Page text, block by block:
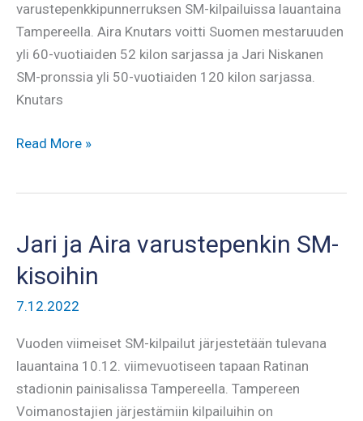
varustepenkkipunnerruksen SM-kilpailuissa lauantaina
Tampereella. Aira Knutars voitti Suomen mestaruuden
yli 60-vuotiaiden 52 kilon sarjassa ja Jari Niskanen
SM-pronssia yli 50-vuotiaiden 120 kilon sarjassa.
Knutars
Airalle
Tampereelta
Read More »
Jari ja Aira varustepenkin SM-
kisoihin
7.12.2022
Vuoden viimeiset SM-kilpailut järjestetään tulevana
lauantaina 10.12. viimevuotiseen tapaan Ratinan
stadionin painisalissa Tampereella. Tampereen
Voimanostajien järjestämiin kilpailuihin on